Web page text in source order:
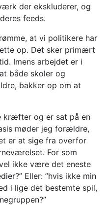
der ekskluderer, og
feeds.
at vi politikere har
op. Det sker primært
Imens arbejdet er i
både skoler og
bakker op om at
kræfter og er sat på en
møder jeg forældre,
er at sige fra overfor
For som
ikke være det eneste
Eller: ”hvis ikke min
i lige det bestemte spil,